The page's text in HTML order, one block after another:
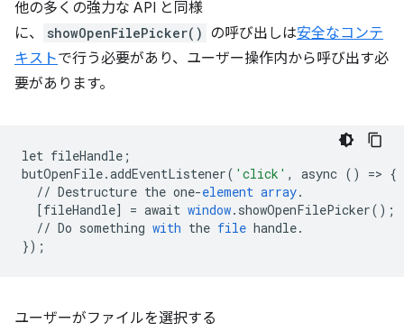
他の多くの強力な API と同様
に、
showOpenFilePicker() の呼び出しは安全なコンテ
キストで行う必要があり、ユーザー操作内から呼び出す必
要があります。
let fileHandle ;
butOpenFile.addEventListener( 'click' , async () => {
// Destructure the one-element array.
[fileHandle] = await window. showOpenFilePicker();
// Do something with the file handle.
});
ユーザーがファイルを選択する